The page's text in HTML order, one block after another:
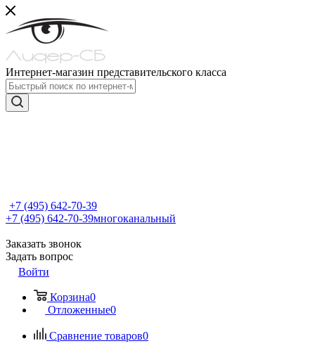
Интернет-магазин представительского класса
+7 (495) 642-70-39
+7 (495) 642-70-39многоканальный
Заказать звонок
Задать вопрос
Войти
Корзина0
Отложенные0
Сравнение товаров0